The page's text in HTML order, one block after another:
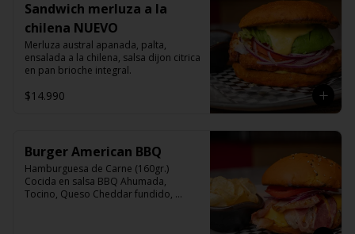
Sandwich merluza a la
chilena NUEVO
Merluza austral apanada, palta,
ensalada a la chilena, salsa dijon citrica
en pan brioche integral.
$14.990
Burger American BBQ
Hamburguesa de Carne (160gr.)
Cocida en salsa BBQ Ahumada,
Tocino, Queso Cheddar fundido,